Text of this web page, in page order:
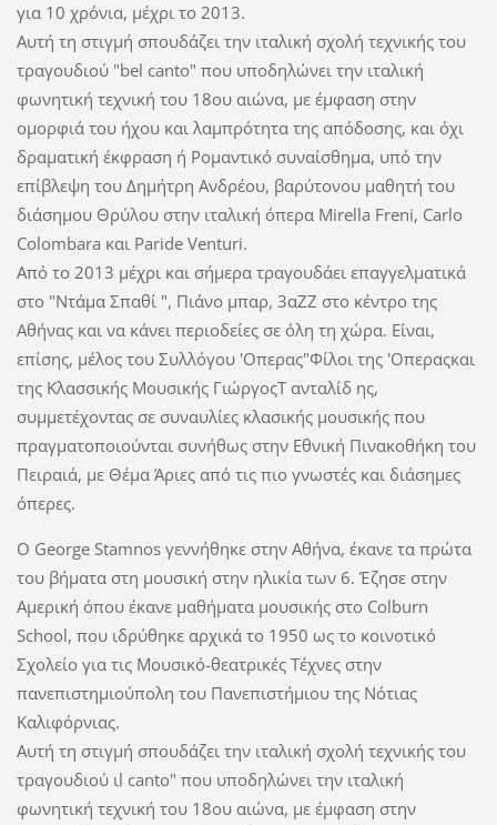
για 10 χρόνια, μέχρι το 2013.
Αυτή τη στιγμή σπουδάζει την ιταλική σχολή τεχνικής του
τραγουδιού "bel canto" που υποδηλώνει την ιταλική
φωνητική τεχνική του 18ου αιώνα, με έμφαση στην
ομορφιά του ήχου και λαμπρότητα της απόδοσης, και όχι
δραματική έκφραση ή Ρομαντικό συναίσθημα, υπό την
επίβλεψη του Δημήτρη Ανδρέου, βαρύτονου μαθητή του
διάσημου Θρύλου στην ιταλική όπερα Mirella Freni, Carlo
Colombara και Paride Venturi.
Από το 2013 μέχρι και σήμερα τραγουδάει επαγγελματικά
στο "Ντάμα Σπαθί ", Πιάνο μπαρ, 3αΖΖ στο κέντρο της
Αθήνας και να κάνει περιοδείες σε όλη τη χώρα. Είναι,
επίσης, μέλος του Συλλόγου 'Οπερας"Φίλοι της 'Οπεραςκαι
της Κλασσικής Μουσικής ΓιώργοςΤ ανταλίδ ης,
συμμετέχοντας σε συναυλίες κλασικής μουσικής που
πραγματοποιούνται συνήθως στην Εθνική Πινακοθήκη του
Πειραιά, με Θέμα Άριες από τις πιο γνωστές και διάσημες
όπερες.
Ο George Stamnos γεννήθηκε στην Αθήνα, έκανε τα πρώτα
του βήματα στη μουσική στην ηλικία των 6. Έζησε στην
Αμερική όπου έκανε μαθήματα μουσικής στο Colburn
School, που ιδρύθηκε αρχικά το 1950 ως το κοινοτικό
Σχολείο για τις Μουσικό-θεατρικές Τέχνες στην
πανεπιστημιούπολη του Πανεπιστήμιου της Νότιας
Καλιφόρνιας.
Αυτή τη στιγμή σπουδάζει την ιταλική σχολή τεχνικής του
τραγουδιού ιl canto" που υποδηλώνει την ιταλική
φωνητική τεχνική του 18ου αιώνα, με έμφαση στην